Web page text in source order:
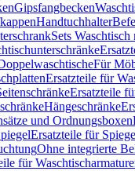
Gipsfangbecken
Handtuchhalter
Sets
Für
Ersatzteile für
Ersatzteile
Hängeschränke
und Ordnungsboxen
Ersatzteile für
Ohne integrierte
für